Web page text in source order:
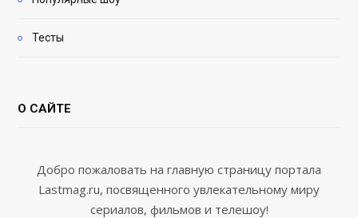
Тесты
О САЙТЕ
Добро пожаловать на главную страницу портала
Lastmag.ru, посвященного увлекательному миру
сериалов, фильмов и телешоу!